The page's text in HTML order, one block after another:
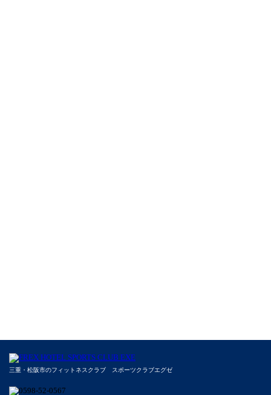
三重・松阪市のフィットネスクラブ スポーツクラブエグゼ